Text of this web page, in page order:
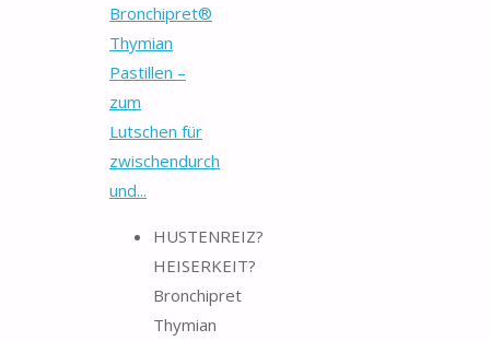
Bronchipret®
Thymian
Pastillen –
zum
Lutschen für
zwischendurch
und...
HUSTENREIZ?
HEISERKEIT?
Bronchipret
Thymian